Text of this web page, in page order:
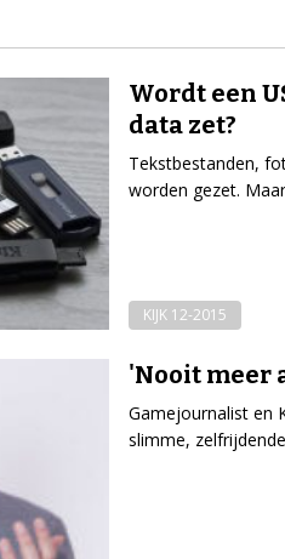
Wordt een
data zet?
Tekstbestanden,
worden gezet.
KIJK 12-2015
'Nooit meer
Gamejournalist en
slimme,